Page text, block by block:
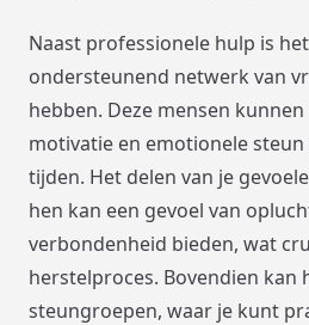
Naast professionele hulp is
ondersteunend netwerk van
hebben. Deze mensen
motivatie en emotionele
tijden. Het delen van je
hen kan een gevoel van
verbondenheid bieden, wat
herstelproces. Bovendien kan
steungroepen, waar je kunt